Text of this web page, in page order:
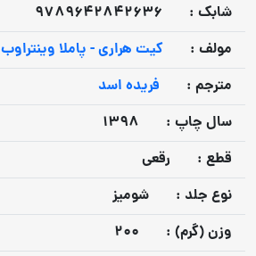
شابک :
9789642842636
مولف :
کیت هراری - پاملا وینتراوب
مترجم :
فریده اسد
سال چاپ :
1398
قطع :
رقعی
نوع جلد :
شومیز
وزن (گرم) :
200